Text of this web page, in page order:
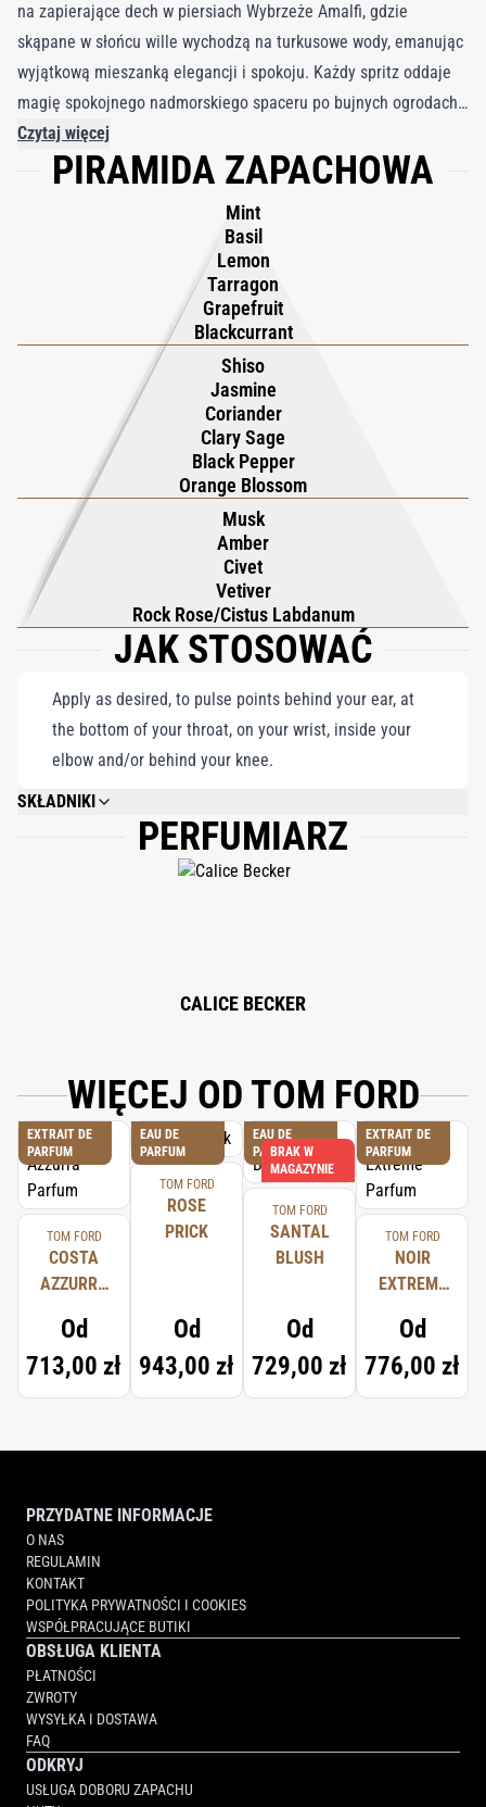
na zapierające dech w piersiach Wybrzeże Amalfi, gdzie
skąpane w słońcu wille wychodzą na turkusowe wody, emanując
wyjątkową mieszanką elegancji i spokoju. Każdy spritz oddaje
magię spokojnego nadmorskiego spaceru po bujnych ogrodach,
z jasnymi nutami owoców cytrusowych, chłodnej mięty,
aromatycznego tymianku i delikatnych polnych kwiatów, tworząc
orzeźwiająca świeżość; rozwija się w wyrafinowaną melodię, a
ciepłe, kwitnące nocą kwiaty dodają głębi i wyrafinowania.
Piżmowa baza zapewnia subtelną, ale uwodzicielską
zmysłowość, dzięki czemu jest wszechstronnym wyborem dla
wszystkich. Woda perfumowana Mandarino di Amalfi to esencja
ponadczasowych wakacji zamknięta w butelce, zapraszająca do
niesienia ducha wybrzeża Amalfi, dokądkolwiek się udasz,
wnosząc do codziennego życia nutę słonecznej nadmorskiej
Czytaj więcej
PIRAMIDA ZAPACHOWA
Mint
Basil
Lemon
Tarragon
Grapefruit
Blackcurrant
Shiso
Jasmine
Coriander
Clary Sage
Black Pepper
Orange Blossom
Musk
Amber
Civet
Vetiver
Rock Rose/Cistus Labdanum
JAK STOSOWAĆ
Apply as desired, to pulse points behind your ear, at
the bottom of your throat, on your wrist, inside your
elbow and/or behind your knee.
SKŁADNIKI
ALCOHOL DENAT., WATER/AQUA/EAU, FRAGRANCE (PARFUM), LIMONENE,
LINALOOL, BENZYL SALICYLATE, BUTYLPHENYL METHYLPROPIONAL,
HYDROXYCITRONELLAL, CITRAL, CITRONELLOL, GERANIOL, BENZYL
PERFUMIARZ
CALICE BECKER
WIĘCEJ OD TOM FORD
EXTRAIT DE
PARFUM
TOM FORD
COSTA
AZZURRA
Od
713,00 zł
EAU DE
PARFUM
TOM FORD
ROSE
PRICK
Od
943,00 zł
EAU DE
PARFUM
BRAK W
MAGAZYNIE
TOM FORD
SANTAL
BLUSH
Od
729,00 zł
EXTRAIT DE
PARFUM
TOM FORD
NOIR
EXTREME
Od
776,00 zł
PRZYDATNE INFORMACJE
O NAS
REGULAMIN
KONTAKT
POLITYKA PRYWATNOŚCI I COOKIES
WSPÓŁPRACUJĄCE BUTIKI
OBSŁUGA KLIENTA
PŁATNOŚCI
ZWROTY
WYSYŁKA I DOSTAWA
FAQ
ODKRYJ
USŁUGA DOBORU ZAPACHU